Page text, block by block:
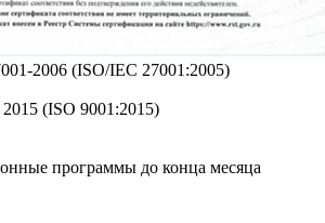
2006 (ISO/IEC 27001:2005)
(ISO 9001:2015)
программы до конца месяца